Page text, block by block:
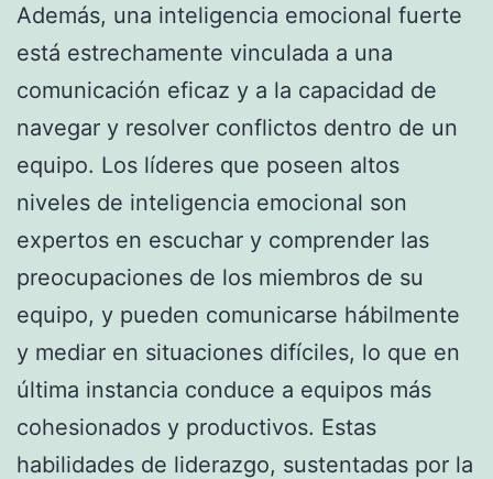
Además, una inteligencia emocional fuerte
está estrechamente vinculada a una
comunicación eficaz y a la capacidad de
navegar y resolver conflictos dentro de un
equipo. Los líderes que poseen altos
niveles de inteligencia emocional son
expertos en escuchar y comprender las
preocupaciones de los miembros de su
equipo, y pueden comunicarse hábilmente
y mediar en situaciones difíciles, lo que en
última instancia conduce a equipos más
cohesionados y productivos. Estas
habilidades de liderazgo, sustentadas por la